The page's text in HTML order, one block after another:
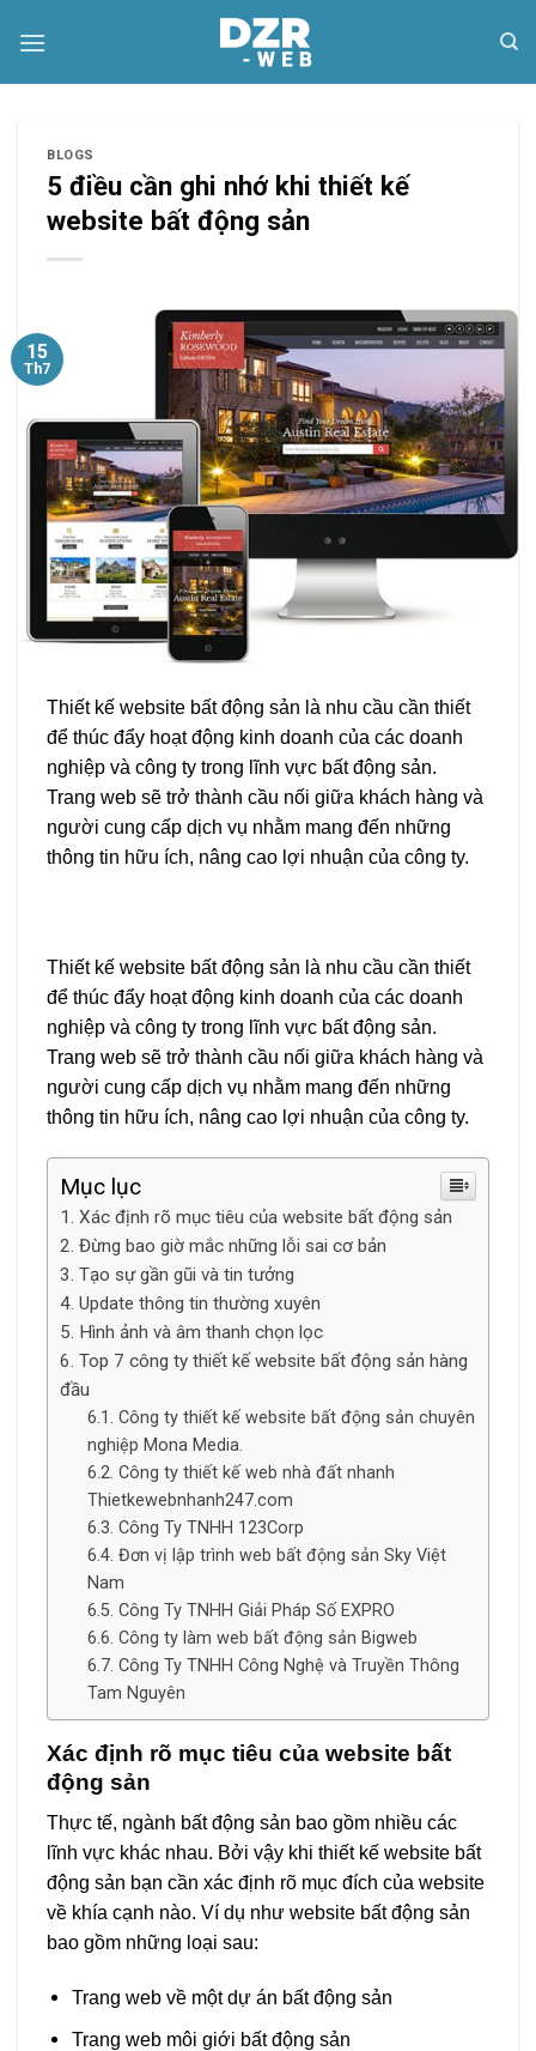
BLOGS
5 điều cần ghi nhớ khi thiết kế
website bất động sản
15
Th7
Thiết kế website bất động sản là nhu cầu cần thiết
để thúc đẩy hoạt động kinh doanh của các doanh
nghiệp và công ty trong lĩnh vực bất động sản.
Trang web sẽ trở thành cầu nối giữa khách hàng và
người cung cấp dịch vụ nhằm mang đến những
thông tin hữu ích, nâng cao lợi nhuận của công ty.
Thiết kế website bất động sản là nhu cầu cần thiết
để thúc đẩy hoạt động kinh doanh của các doanh
nghiệp và công ty trong lĩnh vực bất động sản.
Trang web sẽ trở thành cầu nối giữa khách hàng và
người cung cấp dịch vụ nhằm mang đến những
thông tin hữu ích, nâng cao lợi nhuận của công ty.
Mục lục
Xác định rõ mục tiêu của website bất động sản
Đừng bao giờ mắc những lỗi sai cơ bản
Tạo sự gần gũi và tin tưởng
Update thông tin thường xuyên
Hình ảnh và âm thanh chọn lọc
Top 7 công ty thiết kế website bất động sản hàng
đầu
Công ty thiết kế website bất động sản chuyên
nghiệp Mona Media.
Công ty thiết kế web nhà đất nhanh
Thietkewebnhanh247.com
Công Ty TNHH 123Corp
Đơn vị lập trình web bất động sản Sky Việt
Nam
Công Ty TNHH Giải Pháp Số EXPRO
Công ty làm web bất động sản Bigweb
Công Ty TNHH Công Nghệ và Truyền Thông
Tam Nguyên
Xác định rõ mục tiêu của website bất
động sản
Thực tế, ngành bất động sản bao gồm nhiều các
lĩnh vực khác nhau. Bởi vậy khi thiết kế website bất
động sản bạn cần xác định rõ mục đích của website
về khía cạnh nào. Ví dụ như website bất động sản
bao gồm những loại sau:
Trang web về một dự án bất động sản
Trang web môi giới bất động sản